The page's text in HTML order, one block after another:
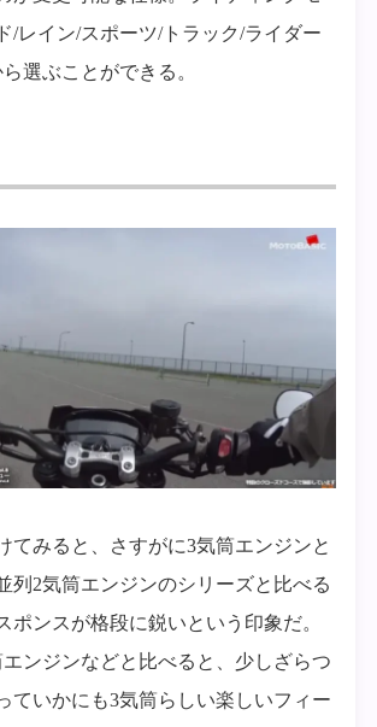
/レイン/スポーツ/トラック/ライダー
選ぶことができる。
てみると、さすがに3気筒エンジンと
列2気筒エンジンのシリーズと比べる
ポンスが格段に鋭いという印象だ。
エンジンなどと比べると、少しざらつ
ていかにも3気筒らしい楽しいフィー